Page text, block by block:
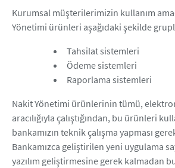
Kurumsal müşterilerimizin kullanım
Yönetimi ürünleri aşağıdaki şekilde
Tahsilat sistemleri
Ödeme sistemleri
Raporlama sistemleri
Nakit Yönetimi ürünlerinin tümü,
aracılığıyla çalıştığından, bu ürünleri
bankamızın teknik çalışma yapması
Bankamızca geliştirilen yeni uygulama
yazılım geliştirmesine gerek kalmadan